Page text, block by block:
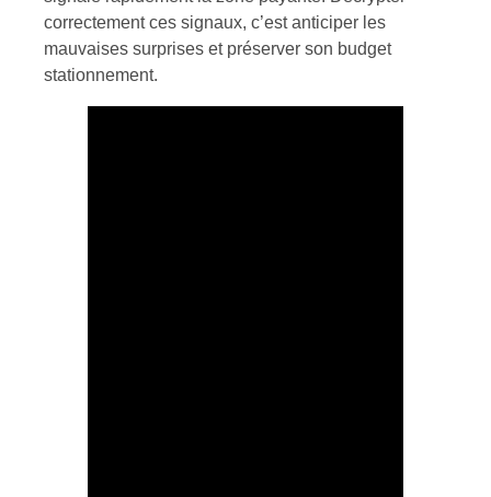
correctement ces signaux, c’est anticiper les
mauvaises surprises et préserver son budget
stationnement.